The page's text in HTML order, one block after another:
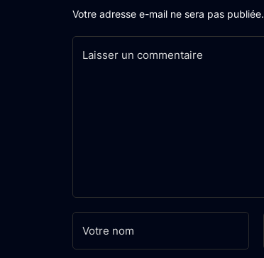
Votre adresse e-mail ne sera pas publiée.